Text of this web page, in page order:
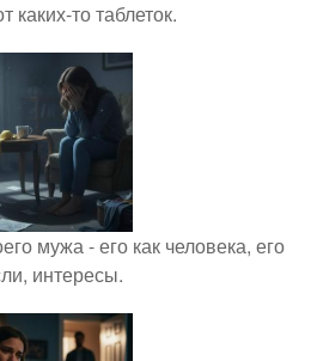
каких-то таблеток.
мужа - его как человека, его
интересы.